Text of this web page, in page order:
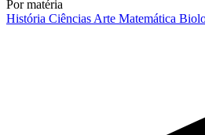
Por matéria
História Ciências Arte Matemática